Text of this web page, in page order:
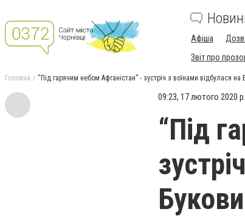
Афіша
Звіт про
Головна “Під гарячим небом Афганістан” - зустріч з воїнами відбулася на
09:23, 17 лютого 2020 р.
“Під